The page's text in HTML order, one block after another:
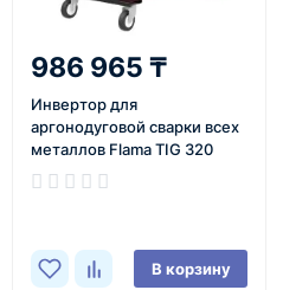
986 965 ₸
Инвертор для
аргонодуговой сварки всех
металлов Flama TIG 320
AC/DC PULSE
В корзину